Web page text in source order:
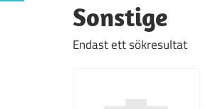
Sonstige
Endast ett sökresultat